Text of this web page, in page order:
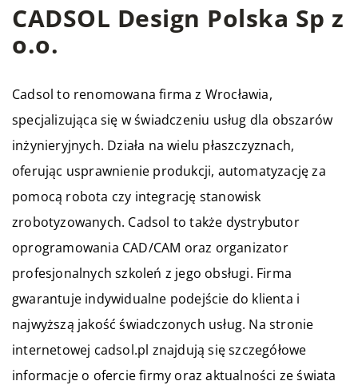
CADSOL Design Polska Sp z
o.o.
Cadsol to renomowana firma z Wrocławia,
specjalizująca się w świadczeniu usług dla obszarów
inżynieryjnych. Działa na wielu płaszczyznach,
oferując usprawnienie produkcji, automatyzację za
pomocą robota czy integrację stanowisk
zrobotyzowanych. Cadsol to także dystrybutor
oprogramowania CAD/CAM oraz organizator
profesjonalnych szkoleń z jego obsługi. Firma
gwarantuje indywidualne podejście do klienta i
najwyższą jakość świadczonych usług. Na stronie
internetowej cadsol.pl znajdują się szczegółowe
informacje o ofercie firmy oraz aktualności ze świata